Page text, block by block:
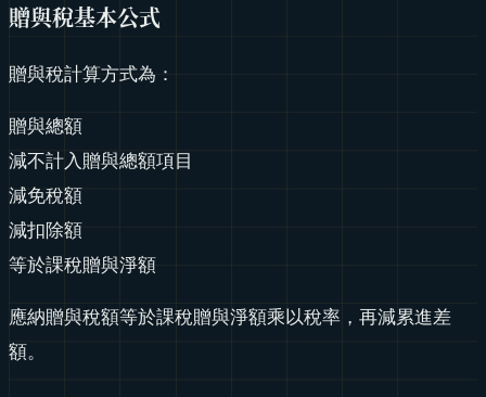
贈與稅基本公式
贈與稅計算方式為：
贈與總額
減不計入贈與總額項目
減免稅額
減扣除額
等於課稅贈與淨額
應納贈與稅額等於課稅贈與淨額乘以稅率，再減累進差
額。